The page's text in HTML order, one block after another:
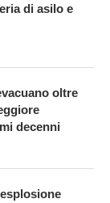
di asilo e
oltre
decenni